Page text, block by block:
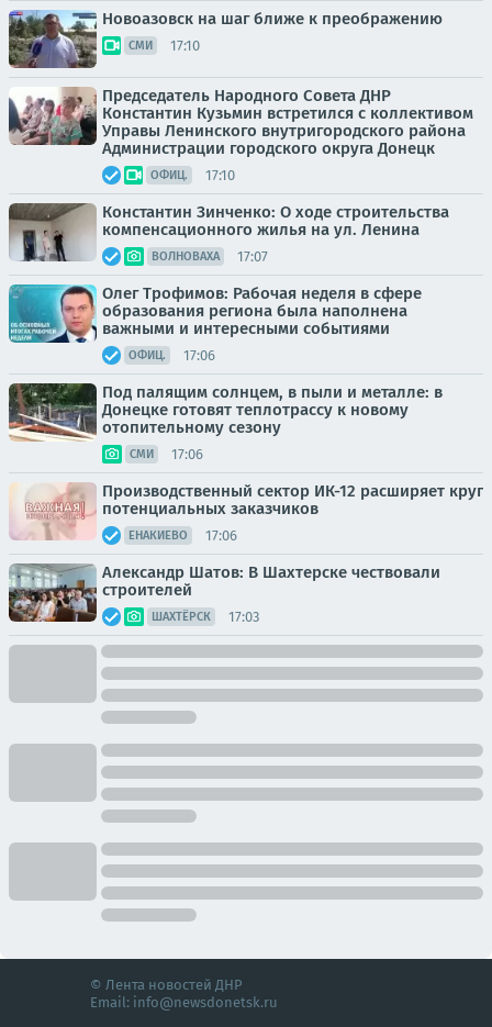
Новоазовск на шаг ближе к преображению
СМИ 17:10
Председатель Народного Совета ДНР
Константин Кузьмин встретился с коллективом
Управы Ленинского внутригородского района
Администрации городского округа Донецк
ОФИЦ. 17:10
Константин Зинченко: О ходе строительства
компенсационного жилья на ул. Ленина
ВОЛНОВАХА 17:07
Олег Трофимов: Рабочая неделя в сфере
образования региона была наполнена
важными и интересными событиями
ОФИЦ. 17:06
Под палящим солнцем, в пыли и металле: в
Донецке готовят теплотрассу к новому
отопительному сезону
СМИ 17:06
Производственный сектор ИК-12 расширяет круг
потенциальных заказчиков
ЕНАКИЕВО 17:06
Александр Шатов: В Шахтерске чествовали
строителей
ШАХТЁРСК 17:03
© Лента новостей ДНР
Email: info@newsdonetsk.ru